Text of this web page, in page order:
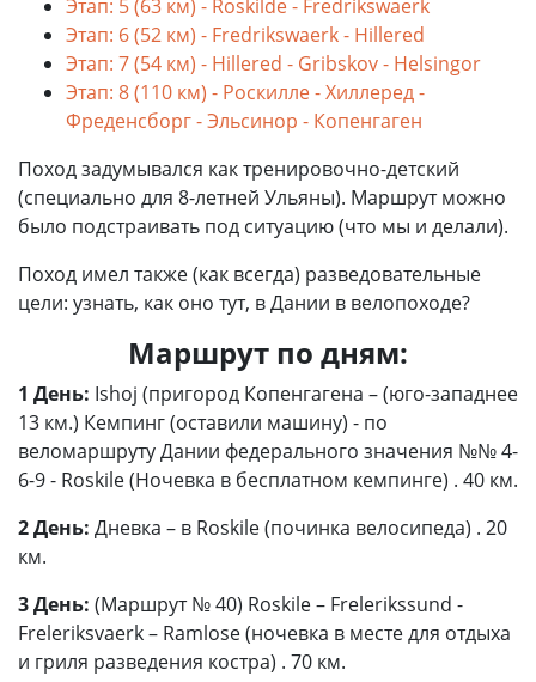
Этап: 5 (63 км) - Roskilde - Fredrikswaerk
Этап: 6 (52 км) - Fredrikswaerk - Hillered
Этап: 7 (54 км) - Hillered - Gribskov - Helsingor
Этап: 8 (110 км) - Роскилле - Хиллеред -
Фреденсборг - Эльсинор - Копенгаген
Поход задумывался как тренировочно-детский
(специально для 8-летней Ульяны). Маршрут можно
было подстраивать под ситуацию (что мы и делали).
Поход имел также (как всегда) разведовательные
цели: узнать, как оно тут, в Дании в велопоходе?
Маршрут по дням:
1 День: Ishoj (пригород Копенгагена – (юго-западнее
13 км.) Кемпинг (оставили машину) - по
веломаршруту Дании федерального значения №№ 4-
6-9 - Roskile (Ночевка в бесплатном кемпинге) . 40 км.
2 День: Дневка – в Roskile (починка велосипеда) . 20
км.
3 День: (Маршрут № 40) Roskile – Frelerikssund -
Freleriksvaerk – Ramlose (ночевка в месте для отдыха
и гриля разведения костра) . 70 км.